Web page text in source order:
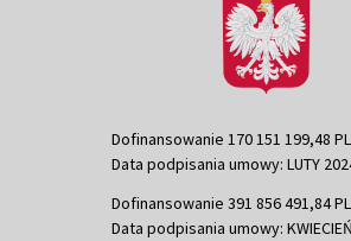
Dofinansowanie 170 151 199,48
Data podpisania umowy: LUTY
Dofinansowanie 391 856 491,84
Data podpisania umowy: